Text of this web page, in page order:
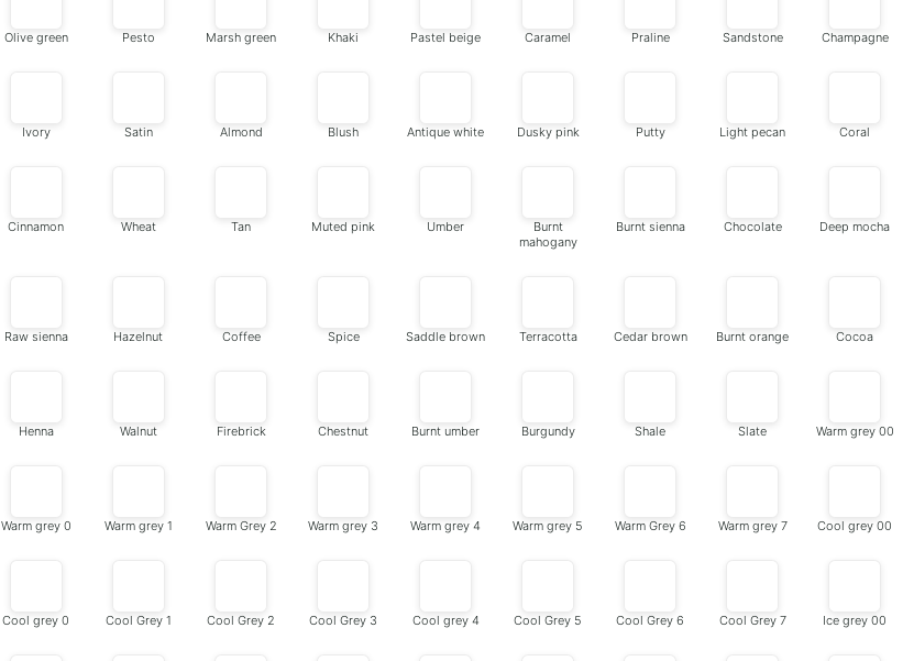
Olive green Pesto Marsh green Khaki Pastel beige Caramel Praline Sandstone Champagne
Ivory Satin Almond Blush Antique white Dusky pink Putty Light pecan Coral
Cinnamon Wheat Tan Muted pink Umber
Burnt
mahogany
Burnt sienna Chocolate Deep mocha
Raw sienna Hazelnut Coffee Spice Saddle brown Terracotta Cedar brown Burnt orange Cocoa
Henna Walnut Firebrick Chestnut Burnt umber Burgundy Shale Slate Warm grey 00
Warm grey 0 Warm grey 1 Warm Grey 2 Warm grey 3 Warm grey 4 Warm grey 5 Warm Grey 6 Warm grey 7 Cool grey 00
Cool grey 0 Cool Grey 1 Cool Grey 2 Cool Grey 3 Cool grey 4 Cool Grey 5 Cool Grey 6 Cool Grey 7 Ice grey 00